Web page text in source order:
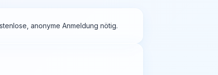
anonyme Anmeldung nötig.